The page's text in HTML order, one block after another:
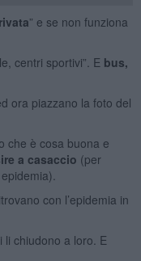
” e se non funziona
centri sportivi”. E bus,
ora piazzano la foto del
che è cosa buona e
a casaccio (per
con l’epidemia in
li chiudono a loro. E